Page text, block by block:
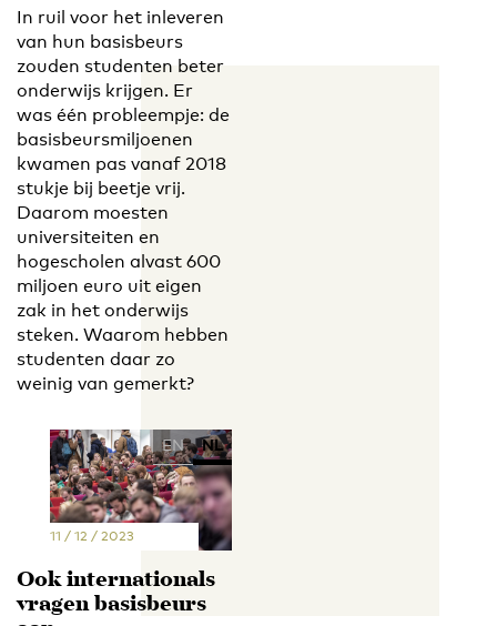
In ruil voor het inleveren
van hun basisbeurs
zouden studenten beter
onderwijs krijgen. Er
was één probleempje: de
basisbeursmiljoenen
kwamen pas vanaf 2018
stukje bij beetje vrij.
Daarom moesten
universiteiten en
hogescholen alvast 600
miljoen euro uit eigen
zak in het onderwijs
steken. Waarom hebben
studenten daar zo
weinig van gemerkt?
EN NL
11 / 12 / 2023
Ook internationals
vragen basisbeurs